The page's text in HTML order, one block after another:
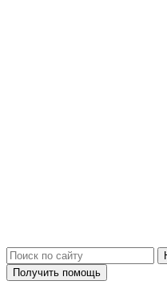
Получить помощь